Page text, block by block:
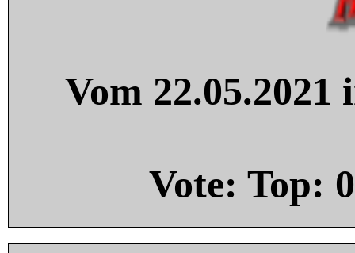
Vom
Vote: Top: 0